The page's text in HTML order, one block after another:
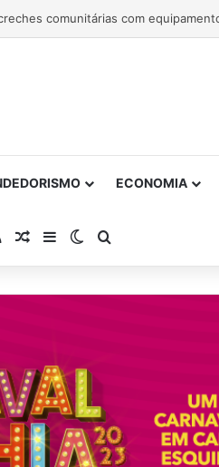
ECONOMIA
RSSArtigo Aleatório
Barra Lateral
Switch skin
Procurar por